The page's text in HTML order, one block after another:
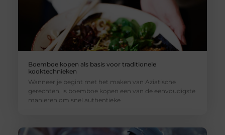
Boemboe kopen als basis voor traditionele
kooktechnieken
Wanneer je begint met het maken van Aziatische
gerechten, is boemboe kopen een van de eenvoudigste
manieren om snel authentieke